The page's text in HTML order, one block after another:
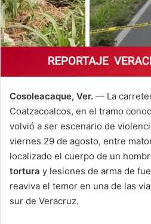
Cosoleacaque, Ver. — La
Coatzacoalcos, en el tramo
volvió a ser escenario de
viernes 29 de agosto, entre
localizado el cuerpo de un
tortura y lesiones de arma de
reaviva el temor en una de las
sur de Veracruz.